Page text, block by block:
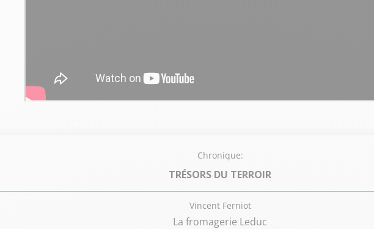
Chronique:
TRÉSORS DU TERROIR
Vincent Ferniot
La fromagerie Leduc